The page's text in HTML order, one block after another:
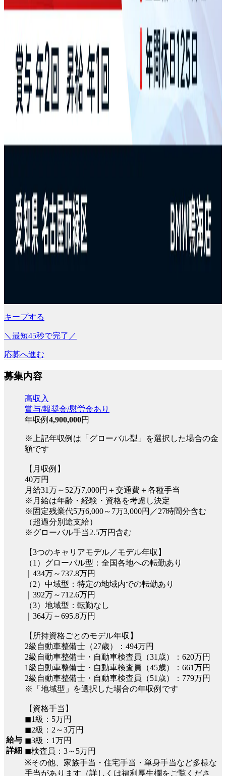
キープする
＼最短45秒で完了／
応募へ進む
募集内容
給与
詳細
高収入
賞与/報奨金/慰労金あり
年収例 4,900,000円
※上記年収例は「グローバル型」を選択した場合の金
額です
【月収例】
40万円
月給31万～52万7,000円＋交通費＋各種手当
※月給は年齢・経験・資格を考慮し決定
※固定残業代5万6,000～7万3,000円／27時間分含む
（超過分別途支給）
※グローバル手当2.5万円含む
【3つのキャリアモデル／モデル年収】
（1）グローバル型：全国各地への転勤あり
｜434万～737.8万円
（2）中域型：特定の地域内での転勤あり
｜392万～712.6万円
（3）地域型：転勤なし
｜364万～695.8万円
【所持資格ごとのモデル年収】
2級自動車整備士（27歳）：494万円
2級自動車整備士・自動車検査員（31歳）：620万円
1級自動車整備士・自動車検査員（45歳）：661万円
2級自動車整備士・自動車検査員（51歳）：779万円
※「地域型」を選択した場合の年収例です
【資格手当】
◼︎1級：5万円
◼︎2級：2～3万円
◼︎3級：1万円
◼︎検査員：3～5万円
※その他、家族手当・住宅手当・単身手当など多様な
手当があります（詳しくは福利厚生欄をご覧くださ